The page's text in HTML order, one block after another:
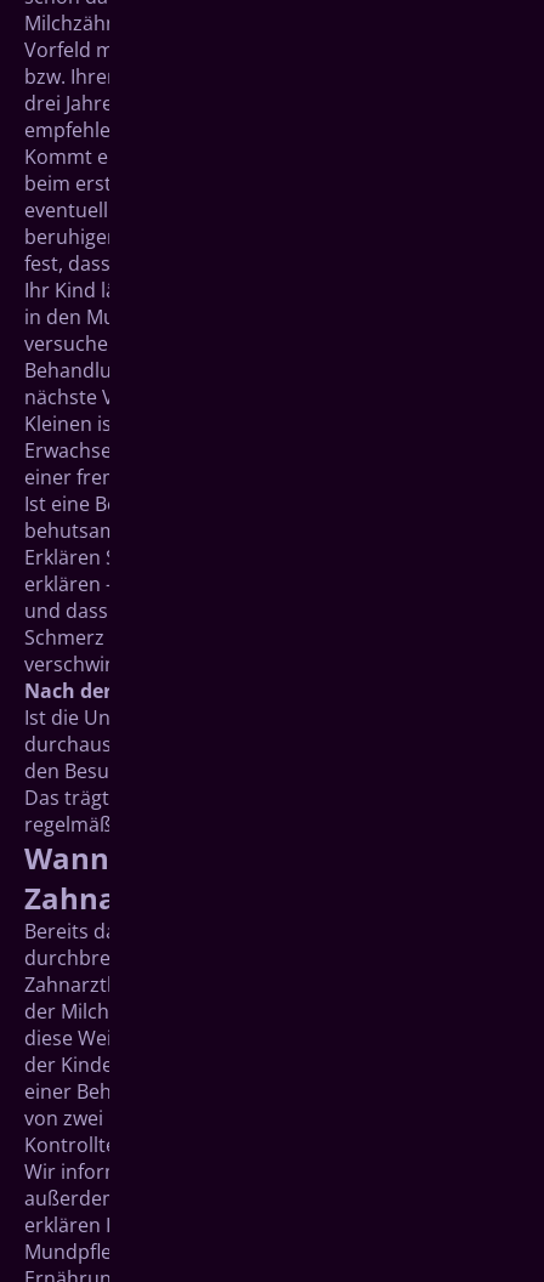
Milchzähne durchbrechen. Besprechen Sie dies im
Vorfeld mit uns, wir stellen uns dann auf Ihre Tochter
bzw. Ihren Sohn ein. Spätestens im Alter von zwei bis
drei Jahren sind dann halbjährliche Kontrolltermine
empfehlenswert.
Kommt ein Geschwisterkind oder ein Spielkamerad
beim ersten richtigen Besuch mit und lässt sich
eventuell vorher untersuchen, kann dies eine
beruhigende Wirkung auf Ihr Kind ausüben. Es stellt
fest, dass die Kontrolle etwas ganz Normales ist.
Ihr Kind lässt sich bei der ersten Untersuchung nicht
in den Mund schauen? Geben Sie ihm Zeit und
versuchen Sie mit unserer Hilfe sein Vertrauen in die
Behandlung zu gewinnen, vielleicht verläuft der
nächste Versuch dann schon reibungsloser. Für die
Kleinen ist es noch unangenehmer als für
Erwachsene, den Mund zu öffnen und die Zähne von
einer fremden Person begutachten zu lassen.
Ist eine Behandlung notwendig, sollten Sie Ihr Kind
behutsam auf eventuelle Schmerzen vorbereiten.
Erklären Sie ihm – oder lassen Sie es ihm durch uns
erklären – , was wir tun, wofür die Behandlung gut ist
und dass die Betäubungsspritze einen kleinen kurzen
Schmerz verursacht, der aber bald wieder
verschwindet.
Nach der Untersuchung
Ist die Untersuchung vorbei, dürfen Sie Ihr Kind
durchaus für seine Tapferkeit loben. So verbindet es
den Besuch mit einem persönlichen Erfolgserlebnis.
Das trägt dazu bei, dass sich Ihr Kind bald an seine
regelmäßigen Zahnarztbesuche gewöhnt.
Wann muss mein Kind zum
Zahnarzt?
Bereits dann, wenn die ersten Milchzähne
durchbrechen, sollten Sie einen ersten
Zahnarztbesuch vereinbaren und sich über die Pflege
der Milchzähne informieren lassen. Wir haben auf
diese Weise die Möglichkeit, die gesunde Entwicklung
der Kinderzähne zu kontrollieren und wenn nötig mit
einer Behandlung zu beginnen. Spätestens im Alter
von zwei bis drei Jahren sind halbjährliche
Kontrolltermine empfehlenswert.
Wir informieren Sie bei Ihrem ersten Besuch
außerdem über den Fluoridbedarf von Kinderzähnen,
erklären Ihnen, wie Sie Ihrem Kind am besten bei der
Mundpflege helfen können und was sie bei der